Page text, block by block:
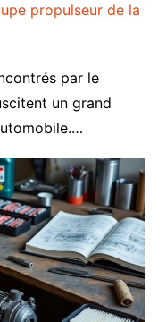
propulseur de la
par le
un grand